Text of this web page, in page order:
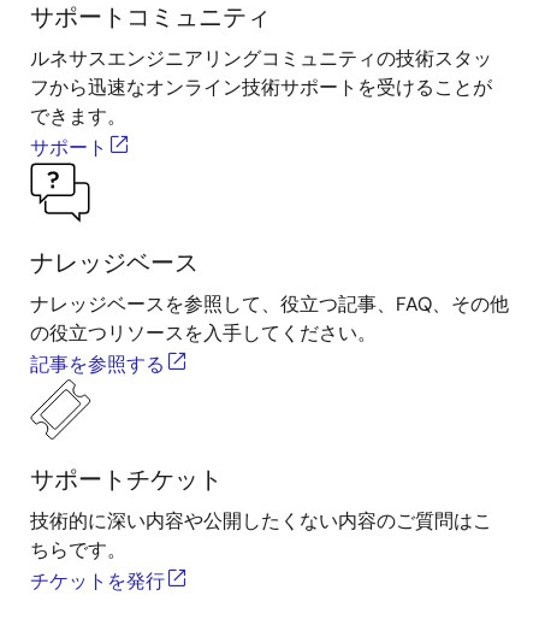
サポートコミュニティ
ルネサスエンジニアリングコミュニティの技術スタッ
フから迅速なオンライン技術サポートを受けることが
できます。
サポート
ナレッジベース
ナレッジベースを参照して、役立つ記事、FAQ、その他
の役立つリソースを入手してください。
記事を参照する
サポートチケット
技術的に深い内容や公開したくない内容のご質問はこ
ちらです。
チケットを発行